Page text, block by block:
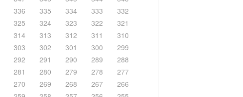
336 335 334 333
332
325 324 323 322
321
314 313 312 311
310
303 302 301 300
299
292 291 290 289
288
281 280 279 278
277
270 269 268 267
266